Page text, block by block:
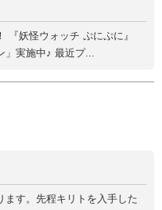
『妖怪ウォッチ ぷにぷに』
」実施中♪ 最近プ...
ます。先程キリトを入手した